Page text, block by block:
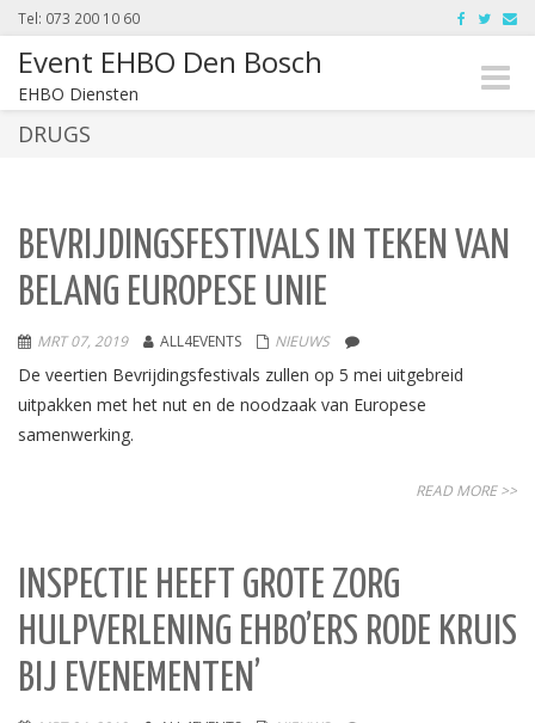
Tel: 073 200 10 60
Event EHBO Den Bosch
EHBO Diensten
Toggle
DRUGS
BEVRIJDINGSFESTIVALS IN TEKEN VAN
BELANG EUROPESE UNIE
MRT 07, 2019 ALL4EVENTS NIEUWS
De veertien Bevrijdingsfestivals zullen op 5 mei uitgebreid
uitpakken met het nut en de noodzaak van Europese
samenwerking.
READ MORE >>
INSPECTIE HEEFT GROTE ZORG
HULPVERLENING EHBO’ERS RODE KRUIS
BIJ EVENEMENTEN’